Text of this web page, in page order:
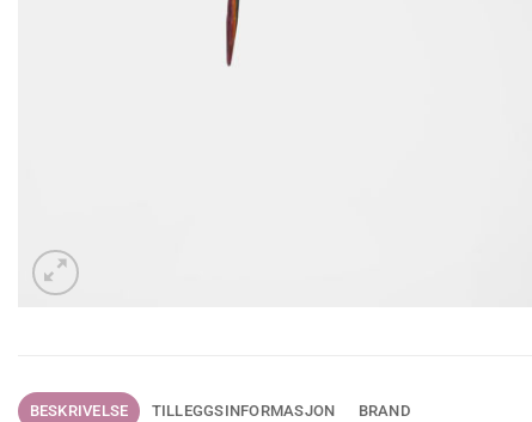
BESKRIVELSE TILLEGGSINFORMASJON BRAND